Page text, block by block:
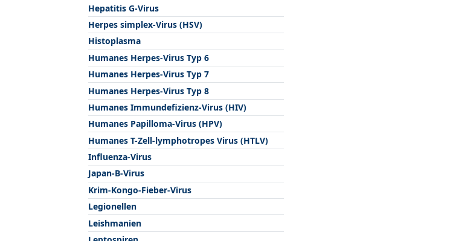
Hepatitis G-Virus
Herpes simplex-Virus (HSV)
Histoplasma
Humanes Herpes-Virus Typ 6
Humanes Herpes-Virus Typ 7
Humanes Herpes-Virus Typ 8
Humanes Immundefizienz-Virus (HIV)
Humanes Papilloma-Virus (HPV)
Humanes T-Zell-lymphotropes Virus (HTLV)
Influenza-Virus
Japan-B-Virus
Krim-Kongo-Fieber-Virus
Legionellen
Leishmanien